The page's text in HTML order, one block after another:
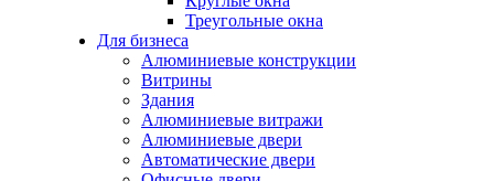
Треугольные окна
Для бизнеса
Алюминиевые конструкции
Витрины
Здания
Алюминиевые витражи
Алюминиевые двери
Автоматические двери